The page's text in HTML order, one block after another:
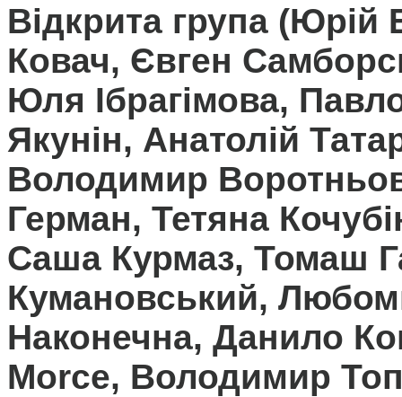
Відкрита група (Юрій
Ковач, Євген
Юля Ібрагімова,
Якунін, Анатолій
Володимир
Герман, Тетяна
Саша Курмаз, Томаш
Кумановський,
Наконечна, Данило
Morce, Володимир